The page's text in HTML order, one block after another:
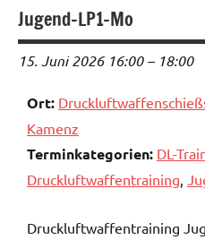
Jugend-LP1-Mo
15. Juni 2026 16:00– 18:00
Ort:
Kamenz
Terminkategorien: DL-
Druckluftwaffentraining
Druckluftwaffentraining